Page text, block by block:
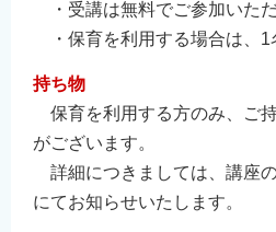
・受講は無料でご参加いただ
・保育を利用する場合は、1
持ち物
保育を利用する方のみ、ご
がございます。
詳細につきましては、講座
にてお知らせいたします。